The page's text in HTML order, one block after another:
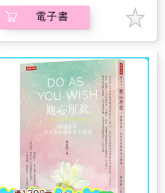
電子書